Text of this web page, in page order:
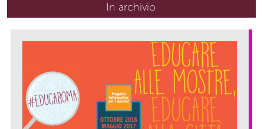
In archivio